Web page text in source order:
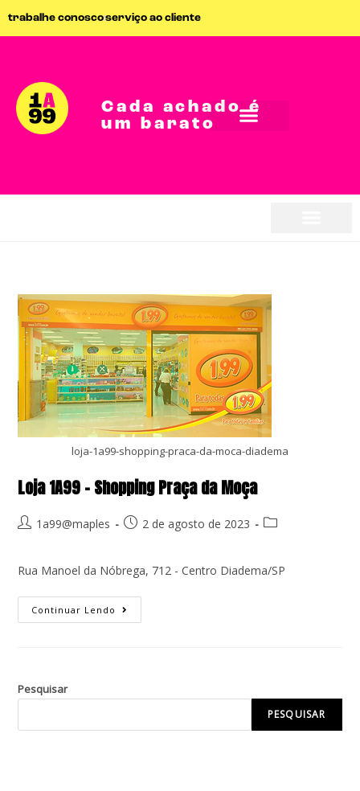
trabalhe conoscoserviço ao cliente
Cada achado é
um barato
loja-1a99-shopping-praca-da-moca-diadema
Loja 1A99 – Shopping Praça da Moça
1a99@maples 2 de agosto de 2023
Rua Manoel da Nóbrega, 712 - Centro Diadema/SP
Continuar Lendo
Pesquisar
PESQUISAR